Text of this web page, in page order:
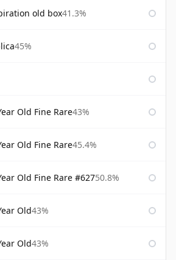
old box41.3%
45%
Old Fine Rare43%
Old Fine Rare45.4%
Old Fine Rare #62750.8%
Old43%
Old43%